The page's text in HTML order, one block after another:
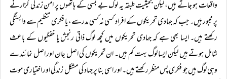
واقعات ہو جاتے ہیں، لیکن بحیثیت طبقہ یہ لوگ بے بسی کے ہاتھوں پر امن زندگی گزارنے
پر مجبور ہیں۔ جب کہ جہادی تحریکوں کے افراد کسی نہ کسی مدرسے، یا فکری تنظیم سے وابستگی
رکھتے ہیں۔ ایسا بھی ہے کہ جہادی تحریکوں میں کچھ لوگ ذاتی رنجش یا خفگیوں کے باعث
شامل ہوتے ہیں لیکن ایسا لوگ بہت کم ہیں۔ ان تحریکوں کی اصل جان اور اصل نمائندے
وہی لوگ ہیں جو فکری پس منظر رکھتے ہیں۔ اور اسی بنا پر جہاد کی مشکل زندگی اور اختیاری موت